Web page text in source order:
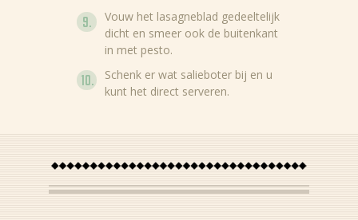
Vouw het lasagneblad gedeeltelijk
dicht en smeer ook de buitenkant
in met pesto.
Schenk er wat salieboter bij en u
kunt het direct serveren.
Recepten
Producten